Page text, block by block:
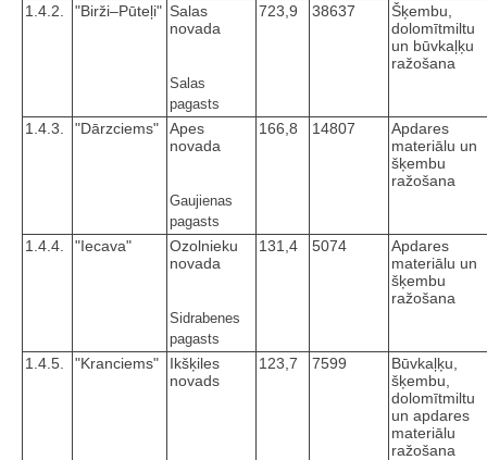
1.4.2. "Birži–Pūteļi" Salas
novada
Salas
pagasts
723,9 38637
Šķembu,
dolomītmiltu
un būvkaļķu
ražošana
1.4.3. "Dārzciems"
Apes
novada
Gaujienas
pagasts
166,8 14807
Apdares
materiālu un
šķembu
ražošana
1.4.4. "Iecava"
Ozolnieku
novada
Sidrabenes
pagasts
131,4 5074
Apdares
materiālu un
šķembu
ražošana
1.4.5. "Kranciems"
Ikšķiles
novads
123,7 7599
Būvkaļķu,
šķembu,
dolomītmiltu
un apdares
materiālu
ražošana